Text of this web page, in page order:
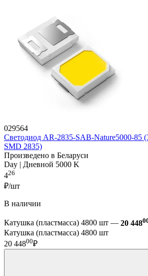
029564
Светодиод AR-2835-SAB-Nature5000-85
SMD 2835)
Произведено в Беларуси
Day | Дневной 5000 K
426
₽/шт
В наличии
Катушка (пластмасса) 4800 шт — 20 448
Катушка (пластмасса) 4800 шт
20 44800₽